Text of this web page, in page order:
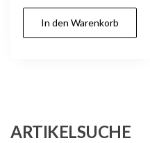
In den Warenkorb
ARTIKELSUCHE